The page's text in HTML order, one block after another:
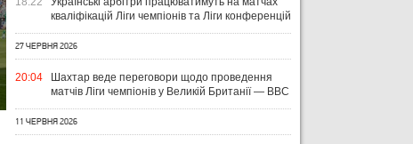
УПЛ-2026/27. ПРЕДСТАВЛЕННЯ
КОМАНД
31 ЛИПНЯ 2026
ПОЛІССЯ ВИСТУПИЛИ НА
СТАРТІ ЄВРОКУБКІВ
кваліфікацій Ліги чемпіонів та Ліги конференцій
27 ЧЕРВНЯ 2026
20:04
Шахтар веде переговори щодо проведення
матчів Ліги чемпіонів у Великій Британії — BBC
11 ЧЕРВНЯ 2026